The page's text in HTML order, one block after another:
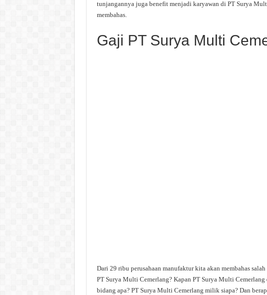
tunjangannya juga benefit menjadi karyawan di PT Surya
membahas.
Gaji PT Surya Multi
Dari 29 ribu perusahaan manufaktur kita akan membahas
PT Surya Multi Cemerlang? Kapan PT Surya Multi
bidang apa? PT Surya Multi Cemerlang milik siapa? Dan